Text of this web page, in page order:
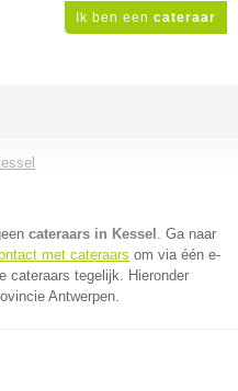
Ik ben een cateraar
cateraars in Kessel . Ga naar
met cateraars om via één e-
cateraars tegelijk. Hieronder
Antwerpen.